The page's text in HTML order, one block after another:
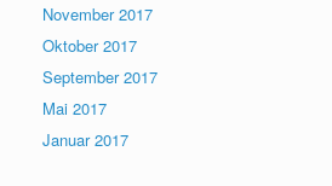
November 2017
Oktober 2017
September 2017
Mai 2017
Januar 2017